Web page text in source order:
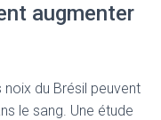
augmenter
du Brésil peuvent
le sang. Une étude